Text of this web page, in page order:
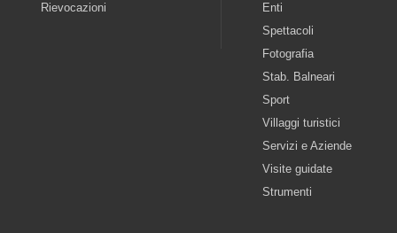
Rievocazioni
Enti
Spettacoli
Fotografia
Stab. Balneari
Sport
Villaggi turistici
Servizi e Aziende
Visite guidate
Strumenti